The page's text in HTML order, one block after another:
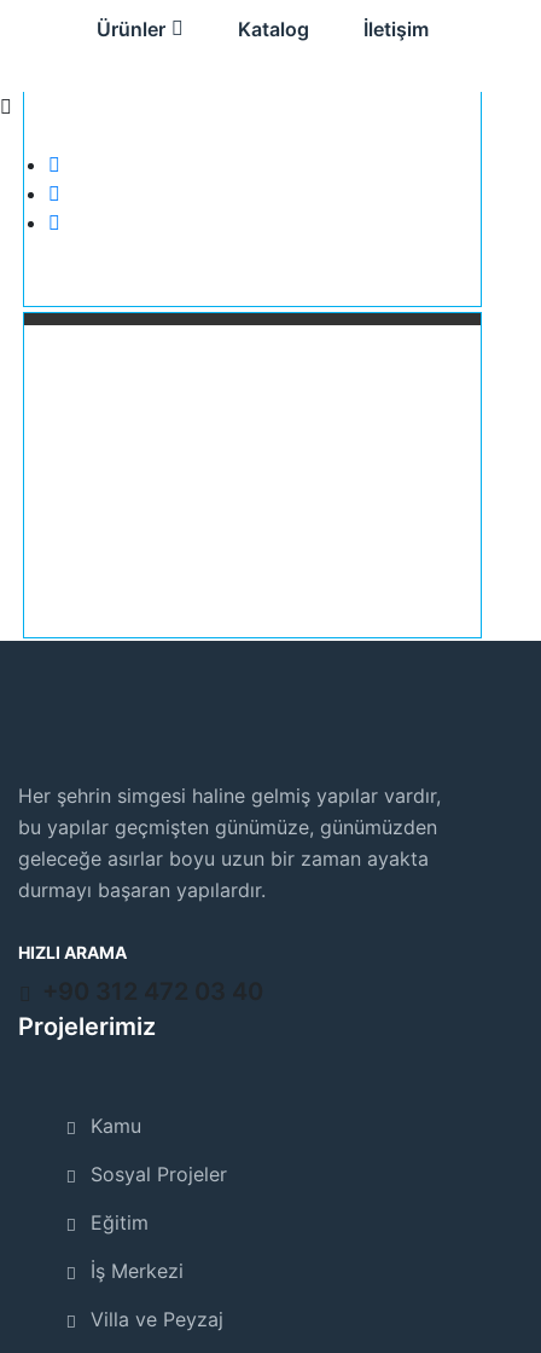
Ürünler Katalog İletişim
Her şehrin simgesi haline gelmiş yapılar vardır,
bu yapılar geçmişten günümüze, günümüzden
geleceğe asırlar boyu uzun bir zaman ayakta
durmayı başaran yapılardır.
HIZLI ARAMA
+90 312 472 03 40
Projelerimiz
Kamu
Sosyal Projeler
Eğitim
İş Merkezi
Villa ve Peyzaj